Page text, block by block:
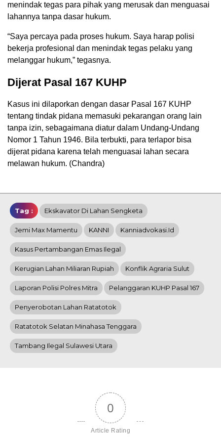
menindak tegas para pihak yang merusak dan menguasai
lahannya tanpa dasar hukum.
“Saya percaya pada proses hukum. Saya harap polisi
bekerja profesional dan menindak tegas pelaku yang
melanggar hukum,” tegasnya.
Dijerat Pasal 167 KUHP
Kasus ini dilaporkan dengan dasar Pasal 167 KUHP
tentang tindak pidana memasuki pekarangan orang lain
tanpa izin, sebagaimana diatur dalam Undang-Undang
Nomor 1 Tahun 1946. Bila terbukti, para terlapor bisa
dijerat pidana karena telah menguasai lahan secara
melawan hukum. (Chandra)
Tag : Ekskavator Di Lahan Sengketa
Jemi Max Mamentu KANNI Kanniadvokasi.id
Kasus Pertambangan Emas Ilegal
Kerugian Lahan Miliaran Rupiah Konflik Agraria Sulut
Laporan Polisi Polres Mitra Pelanggaran KUHP Pasal 167
Penyerobotan Lahan Ratatotok
Ratatotok Selatan Minahasa Tenggara
Tambang Ilegal Sulawesi Utara
0
Article Rating